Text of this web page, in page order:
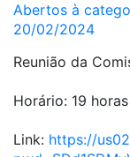
Abertos à
20/02/2024
Reunião da
Horário: 19 horas
Link: https://